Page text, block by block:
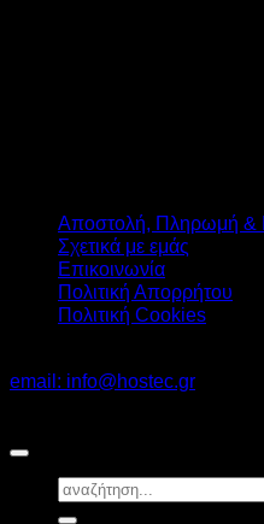
Αποστολή, Πληρωμή &
Σχετικά με εμάς
Επικοινωνία
Πολιτική Απορρήτου
Πολιτική Cookies
email: info@hostec.gr
Αναζήτηση